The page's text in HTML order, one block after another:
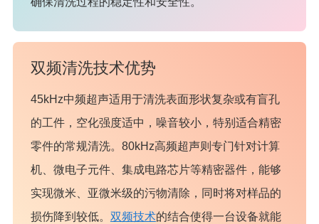
双频清洗技术优势
45kHz中频超声适用于清洗表面形状复杂或有盲孔
的工件，空化强度适中，噪音较小，特别适合精密
零件的常规清洗。80kHz高频超声则专门针对计算
机、微电子元件、集成电路芯片等精密器件，能够
实现微米、亚微米级的污物清除，同时将对样品的
损伤降到较低。 双频技术的结合使得一台设备就能